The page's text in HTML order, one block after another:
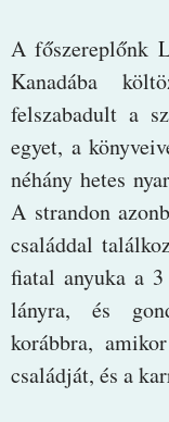
A főszereplőnk
Kanadába
felszabadult a
egyet, a
néhány hetes
A strandon
családdal
fiatal anyuka a
lányra, és
korábbra,
családját, és a